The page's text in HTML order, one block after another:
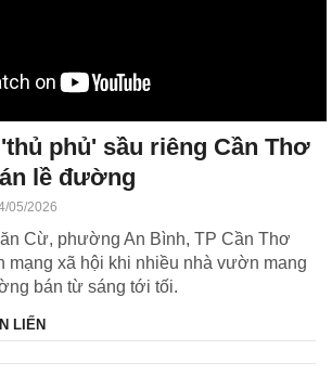
phủ' sầu riêng Cần Thơ
lề đường
05/2026
Cừ, phường An Bình, TP Cần Thơ
mạng xã hội khi nhiều nhà vườn mang
bán từ sáng tới tối.
LIẾN